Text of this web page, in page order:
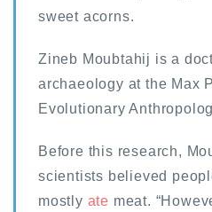
sweet acorns.
Zineb Moubtahij is a
archaeology at the Max
Evolutionary
Before this research,
scientists believed
mostly ate meat.